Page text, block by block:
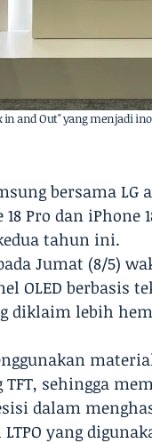
and Out" yang menjadi
bersama
18 Pro dan
tahun ini.
Jumat (8/5)
OLED berbasis
diklaim lebih
TFT, sehingga
dalam
yang